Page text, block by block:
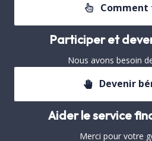
Comment
Participer et
Nous avons besoin
Devenir
Aider le service
Merci pour votre